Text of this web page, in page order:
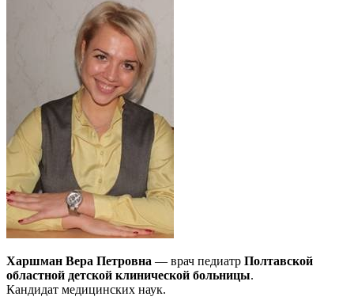
Харшман Вера Петровна — врач педиатр Полтавской
областной детской клинической больницы.
Кандидат медицинских наук.